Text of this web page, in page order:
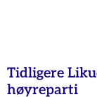
Tidligere
høyreparti